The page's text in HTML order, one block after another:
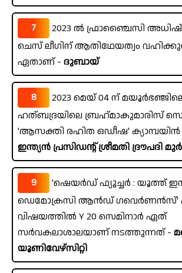
7
2023 ൽ ഫ്രാഞ്ചൈസി
ചെസ് ലീഗിന് ആതിഥേയത്വം
ഏതാണ് - ദുബായ്
8
2023 മെയ് 04 ന്
ഹത്ബദ്രയിലെ ബ്രഹ്‌മാകുമാരിസ്
'ആസക്തി രഹിത ഒഡീഷ' ക്യാമ്പയിൻ
ഇന്ത്യൻ പ്രസിഡന്റ് ശ്രീമതി ദ്രൗപദി
9
'ഷെയർഡ് ഫ്യൂച്ചർ : യൂത്ത്
ഡെമോക്രസി ആൻഡ് ഗവെർണൻസ്'
വിഷയത്തിൽ Y 20 സെമിനാർ ഏത്
സർവകലാശാലയാണ് നടത്തുന്നത് -
യൂണിവേഴ്സിറ്റി